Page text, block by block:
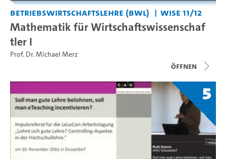
Betriebswirtschaftslehre (BWL) WiSe 11/12
Mathematik für Wirtschaftswissenschaf
tler I
Prof. Dr. Michael Merz
Öffnen
5